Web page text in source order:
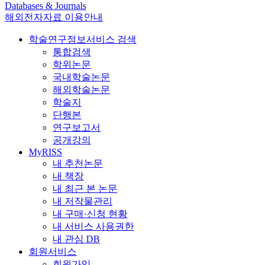
Databases & Journals
해외전자자료 이용안내
학술연구정보서비스 검색
통합검색
학위논문
국내학술논문
해외학술논문
학술지
단행본
연구보고서
공개강의
MyRISS
내 추천논문
내 책장
내 최근 본 논문
내 저작물관리
내 구매·신청 현황
내 서비스 사용권한
내 관심 DB
회원서비스